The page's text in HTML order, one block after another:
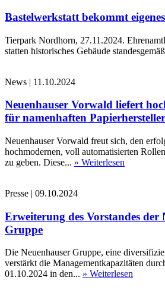
Bastelwerkstatt bekommt
Tierpark Nordhorn, 27.11.2024.
statten historisches Gebäude
News | 11.10.2024
Neuenhauser Vorwald liefert
für namenhaften Papierhersteller
Neuenhauser Vorwald freut sich, den
hochmodernen, voll automatisierten
zu geben. Diese... » Weiterlesen
Presse | 09.10.2024
Erweiterung des Vorstandes der
Gruppe
Die Neuenhauser Gruppe, eine
verstärkt die Managementkapazitäten
01.10.2024 in den... » Weiterlesen